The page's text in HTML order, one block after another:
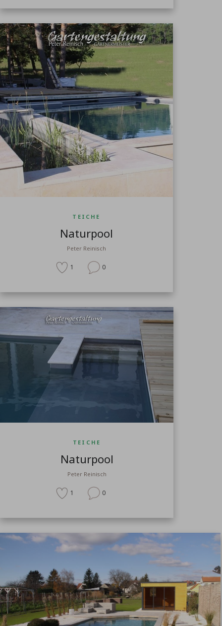
TEICHE
Naturpool
Peter Reinisch
1 0
TEICHE
Naturpool
Peter Reinisch
1 0